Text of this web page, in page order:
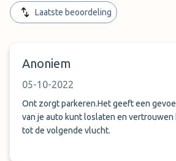
Laatste beoordeling
Anoniem
05-10-2022
Ont zorgt parkeren.Het geeft een
van je auto kunt loslaten en vertrouwen
tot de volgende vlucht.